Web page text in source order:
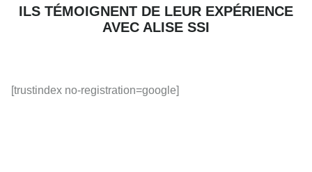
ILS TÉMOIGNENT DE LEUR EXPÉRIENCE
AVEC ALISE SSI
[trustindex no-registration=google]